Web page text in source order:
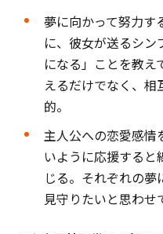
夢に向かって努力す
に、彼女が送るシ
になる」ことを教
えるだけでなく、
的。
主人公への恋愛感情
いように応援する
じる。それぞれの
見守りたいと思わせ